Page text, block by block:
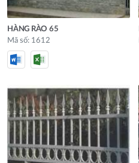
HÀNG RÀO 65
Mã số: 1612